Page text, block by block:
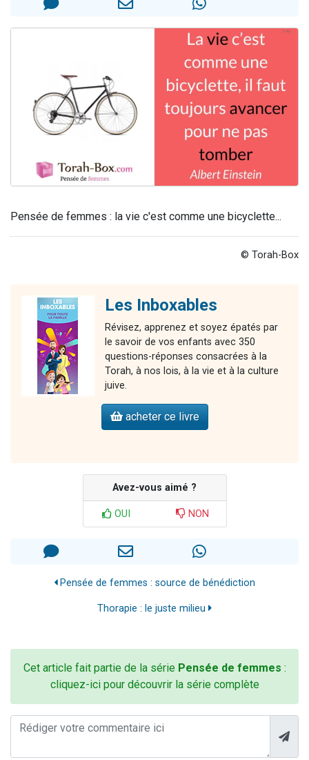
2 nouvelles musiques dans Torah-Box Music
4 personnes viennent de nous rejoindre sur WhatsApp
Pensée de femmes : la vie c'est comme une bicyclette...
© Torah-Box
Les Inboxables
Révisez, apprenez et soyez épatés par
le savoir de vos enfants avec 350
questions-réponses consacrées à la
Torah, à nos lois, à la vie et à la culture
juive.
acheter ce livre
Avez-vous aimé ?
OUI NON
Pensée de femmes : source de bénédiction
Thorapie : le juste milieu
Cet article fait partie de la série Pensée de femmes :
cliquez-ici pour découvrir la série complète